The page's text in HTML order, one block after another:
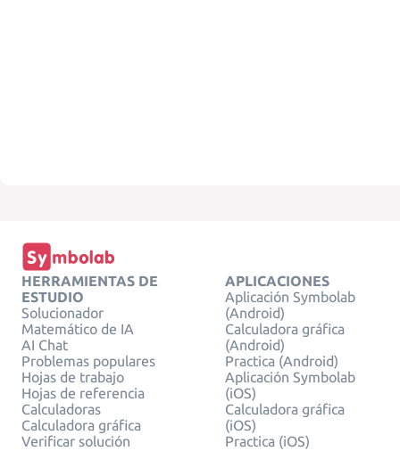
HERRAMIENTAS DE
ESTUDIO
Solucionador
Matemático de IA
AI Chat
Problemas populares
Hojas de trabajo
Hojas de referencia
Calculadoras
Calculadora gráfica
Verificar solución
APLICACIONES
Aplicación Symbolab
(Android)
Calculadora gráfica
(Android)
Practica (Android)
Aplicación Symbolab
(iOS)
Calculadora gráfica
(iOS)
Practica (iOS)